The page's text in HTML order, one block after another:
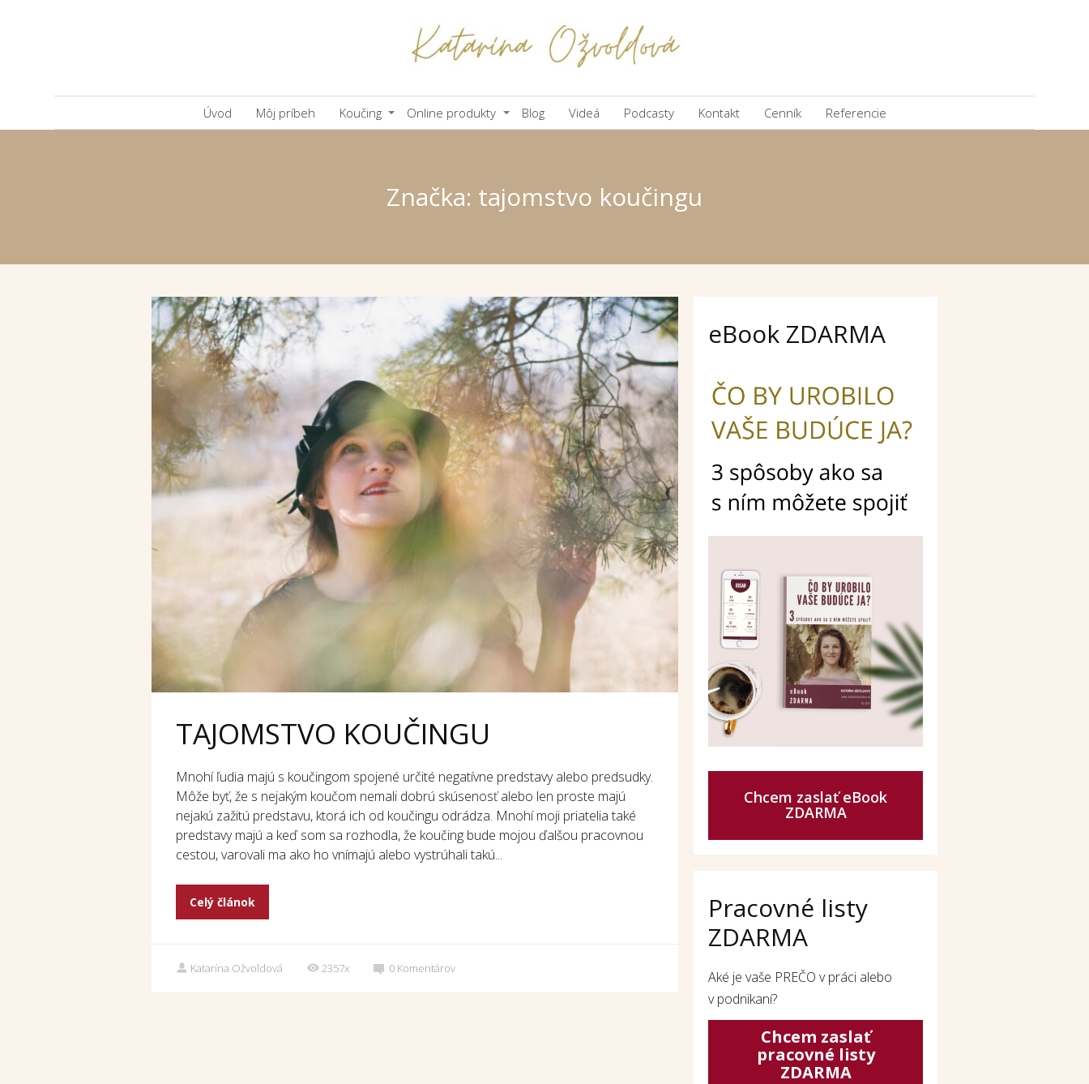
Úvod Môj príbeh Koučing Online produkty Blog Videá Podcasty Kontakt Cenník Referencie
Značka: tajomstvo koučingu
TAJOMSTVO KOUČINGU
Mnohí ľudia majú s koučingom spojené určité negatívne predstavy alebo predsudky.
Môže byť, že s nejakým koučom nemali dobrú skúsenosť alebo len proste majú
nejakú zažitú predstavu, ktorá ich od koučingu odrádza. Mnohí moji priatelia také
predstavy majú a keď som sa rozhodla, že koučing bude mojou ďalšou pracovnou
cestou, varovali ma ako ho vnímajú alebo vystrúhali takú...
Celý článok
Katarína Ožvoldová 2357x 0 Komentárov
eBook ZDARMA
Chcem zaslať eBook
ZDARMA
Pracovné listy
ZDARMA
Aké je vaše PREČO v práci alebo
v podnikaní?
Chcem zaslať
pracovné listy
ZDARMA